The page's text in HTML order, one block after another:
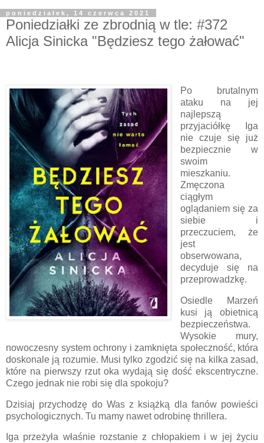
poniedziałek, 14 czerwca 2021
Poniedziałki ze zbrodnią w tle: #372
Alicja Sinicka "Będziesz tego żałować"
Po brutalnym
ataku na jej
najlepszą
przyjaciółkę Iga
nie czuje się już
bezpiecznie w
swoim
mieszkaniu.
Zmęczona
ciągłym
oglądaniem się za
siebie i
przeczuciem, że
jest
obserwowana,
decyduje się na
przeprowadzkę.
Osiedle Marzeń
kusi ją obietnicą
bezpieczeństwa.
Wysokie mury,
nowoczesny system ochrony i zamknięta społeczność, która
doskonale ją rozumie. Musi tylko zgodzić się na kilka zasad,
które na pierwszy rzut oka wydają się dość ekscentryczne.
Czego jednak nie robi się dla spokoju?
Dzisiaj przychodzę do Was z książką dla fanów powieści
psychologicznych. Tu mamy nawet odrobinę thrillera.
Iga przeżyła właśnie rozstanie z chłopakiem i w jej życiu